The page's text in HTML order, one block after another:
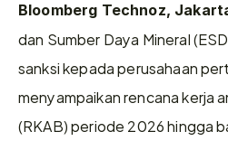
Bloomberg Technoz,
dan Sumber Daya Mineral
sanksi kepada perusahaan
menyampaikan rencana kerja
(RKAB) periode 2026 hingga